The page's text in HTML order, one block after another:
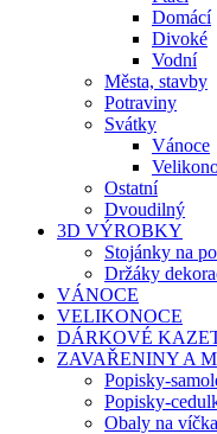
Domácí
Divoké
Vodní
Města, stavby
Potraviny
Svátky
Vánoce
Ostatní
Dvoudilný
3D VÝROBKY
Stojánky na
Držáky
VÁNOCE
VELIKONOCE
DÁRKOVÉ
ZAVAŘENINY A
Popisky-
Popisky-
Obaly na víčka